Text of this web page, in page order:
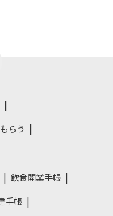
らう
飲食開業手帳
手帳